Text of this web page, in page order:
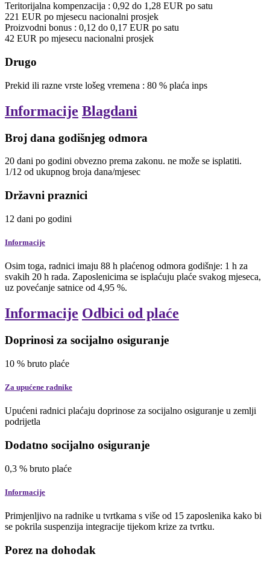
Teritorijalna kompenzacija : 0,92 do 1,28 EUR po satu
221 EUR po mjesecu nacionalni prosjek
Proizvodni bonus : 0,12 do 0,17 EUR po satu
42 EUR po mjesecu nacionalni prosjek
Drugo
Prekid ili razne vrste lošeg vremena : 80 % plaća inps
Informacije Blagdani
Broj dana godišnjeg odmora
20 dani po godini obvezno prema zakonu. ne može se isplatiti.
1/12 od ukupnog broja dana/mjesec
Državni praznici
12 dani po godini
Informacije
Osim toga, radnici imaju 88 h plaćenog odmora godišnje: 1 h za
svakih 20 h rada. Zaposlenicima se isplaćuju plaće svakog mjeseca,
uz povećanje satnice od 4,95 %.
Informacije Odbici od plaće
Doprinosi za socijalno osiguranje
10 % bruto plaće
Za upućene radnike
Upućeni radnici plaćaju doprinose za socijalno osiguranje u zemlji
podrijetla
Dodatno socijalno osiguranje
0,3 % bruto plaće
Informacije
Primjenljivo na radnike u tvrtkama s više od 15 zaposlenika kako bi
se pokrila suspenzija integracije tijekom krize za tvrtku.
Porez na dohodak